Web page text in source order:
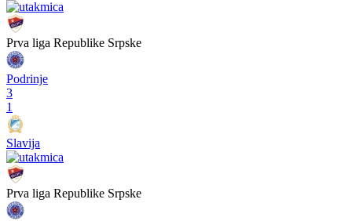
Prva liga Republike Srpske
Podrinje
3
1
Slavija
Prva liga Republike Srpske